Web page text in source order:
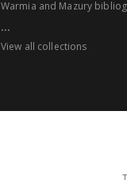
Warmia and Mazury
...
View all collections